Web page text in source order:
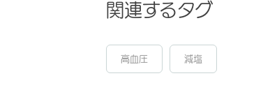
関連するタグ
高血圧 減塩